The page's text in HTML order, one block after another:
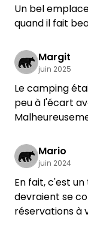
Un bel
quand il fait
Margit
juin 2025
Le camping
peu à l'écart
nuit, il était
s'est
barbecue à
L'hôtesse était
sur place que
petites et
Mario
juin 2024
En fait, c'est
devraient se
réservations à